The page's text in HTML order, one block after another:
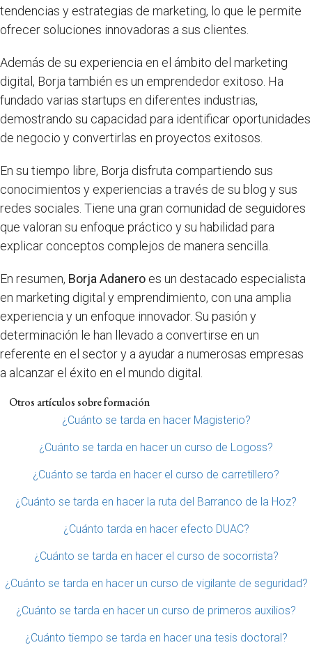
tendencias y estrategias de marketing, lo que le permite
ofrecer soluciones innovadoras a sus clientes.
Además de su experiencia en el ámbito del marketing
digital, Borja también es un emprendedor exitoso. Ha
fundado varias startups en diferentes industrias,
demostrando su capacidad para identificar oportunidades
de negocio y convertirlas en proyectos exitosos.
En su tiempo libre, Borja disfruta compartiendo sus
conocimientos y experiencias a través de su blog y sus
redes sociales. Tiene una gran comunidad de seguidores
que valoran su enfoque práctico y su habilidad para
explicar conceptos complejos de manera sencilla.
En resumen, Borja Adanero es un destacado especialista
en marketing digital y emprendimiento, con una amplia
experiencia y un enfoque innovador. Su pasión y
determinación le han llevado a convertirse en un
referente en el sector y a ayudar a numerosas empresas
a alcanzar el éxito en el mundo digital.
Otros artículos sobre formación
¿Cuánto se tarda en hacer Magisterio?
¿Cuánto se tarda en hacer un curso de Logoss?
¿Cuánto se tarda en hacer el curso de carretillero?
¿Cuánto se tarda en hacer la ruta del Barranco de la Hoz?
¿Cuánto tarda en hacer efecto DUAC?
¿Cuánto se tarda en hacer el curso de socorrista?
¿Cuánto se tarda en hacer un curso de vigilante de seguridad?
¿Cuánto se tarda en hacer un curso de primeros auxilios?
¿Cuánto tiempo se tarda en hacer una tesis doctoral?